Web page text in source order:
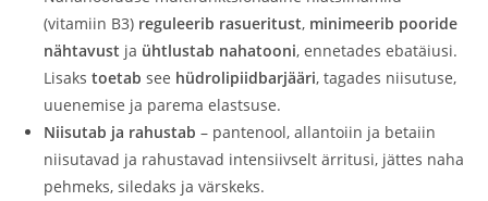
(vitamiin B3) reguleerib rasueritust, minimeerib pooride
nähtavust ja ühtlustab nahatooni, ennetades ebatäiusi.
Lisaks toetab see hüdrolipiidbarjääri, tagades niisutuse,
uuenemise ja parema elastsuse.
Niisutab ja rahustab – pantenool, allantoiin ja betaiin
niisutavad ja rahustavad intensiivselt ärritusi, jättes naha
pehmeks, siledaks ja värskeks.